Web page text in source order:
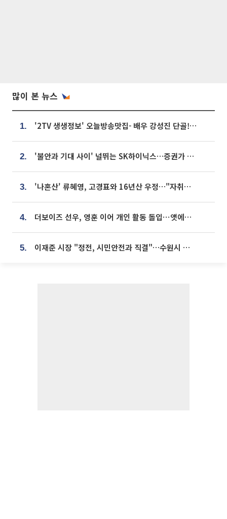
많이 본 뉴스
1. '2TV 생생정보' 오늘방송맛집- 배우 강성진 단골! 쌀국수ㆍ푸팟퐁 커리 맛집 '블○○○'
2. '불안과 기대 사이' 널뛰는 SK하이닉스…증권가 "HBM4·LTA 기반 펀터멘털 견고"
3. '나혼산' 류혜영, 고경표와 16년산 우정…"자취방서 부모님과 마주쳐"
4. 더보이즈 선우, 영훈 이어 개인 활동 돌입⋯앳에어리어와 전속계약
5. 이재준 시장 "정전, 시민안전과 직결"…수원시 비상대응체계 가동